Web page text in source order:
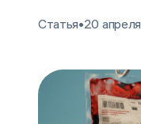
Статья•20 апреля